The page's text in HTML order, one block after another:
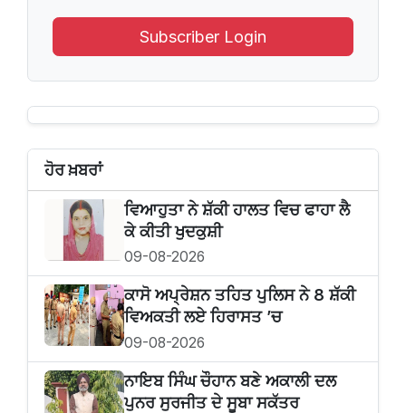
Subscriber Login
ਹੋਰ ਖ਼ਬਰਾਂ
ਵਿਆਹੁਤਾ ਨੇ ਸ਼ੱਕੀ ਹਾਲਤ ਵਿਚ ਫਾਹਾ ਲੈ
ਕੇ ਕੀਤੀ ਖੁਦਕੁਸ਼ੀ
09-08-2026
ਕਾਸੋ ਅਪ੍ਰੇਸ਼ਨ ਤਹਿਤ ਪੁਲਿਸ ਨੇ 8 ਸ਼ੱਕੀ
ਵਿਅਕਤੀ ਲਏ ਹਿਰਾਸਤ ’ਚ
09-08-2026
ਨਾਇਬ ਸਿੰਘ ਚੌਹਾਨ ਬਣੇ ਅਕਾਲੀ ਦਲ
ਪੁਨਰ ਸੁਰਜੀਤ ਦੇ ਸੂਬਾ ਸਕੱਤਰ